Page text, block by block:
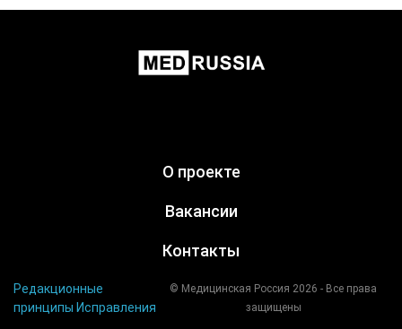
О проекте
Вакансии
Контакты
Редакционные
принципы Исправления
© Медицинская Россия 2026 - Все права
защищены